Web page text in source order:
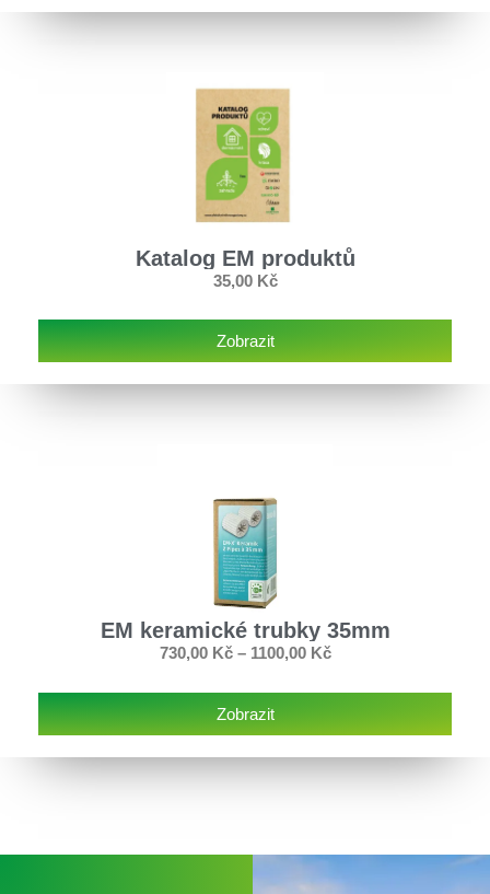
Katalog EM produktů
35,00 Kč
Zobrazit
EM keramické trubky 35mm
730,00 Kč – 1100,00 Kč
Zobrazit